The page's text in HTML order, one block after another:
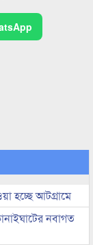
হচ্ছে আটগ্রামে
নবাগত